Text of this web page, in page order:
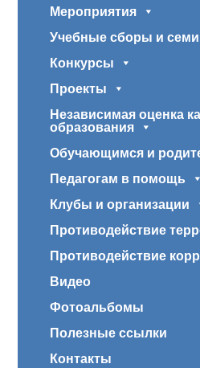
Мероприятия
Учебные сборы и
Конкурсы
Проекты
Независимая оценка
образования
Обучающимся и
Педагогам в помощь
Клубы и организации
Противодействие
Противодействие
Видео
Фотоальбомы
Полезные ссылки
Контакты